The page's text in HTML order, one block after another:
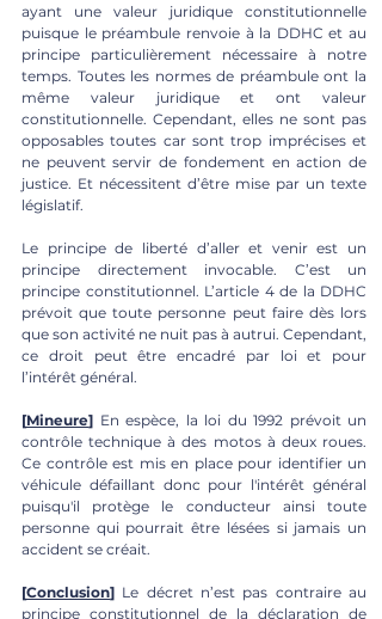
ayant une valeur juridique constitutionnelle
puisque le préambule renvoie à la DDHC et au
principe particulièrement nécessaire à notre
temps. Toutes les normes de préambule ont la
même valeur juridique et ont valeur
constitutionnelle. Cependant, elles ne sont pas
opposables toutes car sont trop imprécises et
ne peuvent servir de fondement en action de
justice. Et nécessitent d’être mise par un texte
législatif.
Le principe de liberté d’aller et venir est un
principe directement invocable. C’est un
principe constitutionnel. L’article 4 de la DDHC
prévoit que toute personne peut faire dès lors
que son activité ne nuit pas à autrui. Cependant,
ce droit peut être encadré par loi et pour
l’intérêt général.
[Mineure] En espèce, la loi du 1992 prévoit un
contrôle technique à des motos à deux roues.
Ce contrôle est mis en place pour identifier un
véhicule défaillant donc pour l'intérêt général
puisqu'il protège le conducteur ainsi toute
personne qui pourrait être lésées si jamais un
accident se créait.
[Conclusion] Le décret n’est pas contraire au
principe constitutionnel de la déclaration de